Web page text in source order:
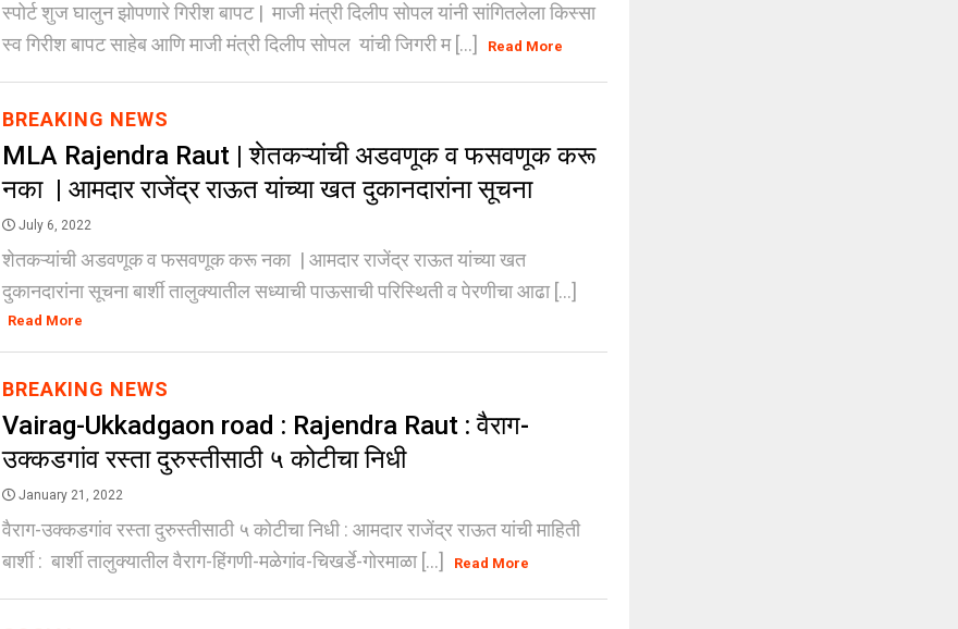
स्पोर्ट शुज घालुन झोपणारे गिरीश बापट | माजी मंत्री दिलीप सोपल यांनी सांगितलेला किस्सा
स्व गिरीश बापट साहेब आणि माजी मंत्री दिलीप सोपल यांची जिगरी म [...]
Read More
BREAKING NEWS
MLA Rajendra Raut | शेतकऱ्यांची अडवणूक व फसवणूक करू
नका | आमदार राजेंद्र राऊत यांच्या खत दुकानदारांना सूचना
July 6, 2022
शेतकऱ्यांची अडवणूक व फसवणूक करू नका | आमदार राजेंद्र राऊत यांच्या खत
दुकानदारांना सूचना बार्शी तालुक्यातील सध्याची पाऊसाची परिस्थिती व पेरणीचा आढा [...]
Read More
BREAKING NEWS
Vairag-Ukkadgaon road : Rajendra Raut : वैराग-
उक्कडगांव रस्ता दुरुस्तीसाठी ५ कोटीचा निधी
January 21, 2022
वैराग-उक्कडगांव रस्ता दुरुस्तीसाठी ५ कोटीचा निधी : आमदार राजेंद्र राऊत यांची माहिती
बार्शी : बार्शी तालुक्यातील वैराग-हिंगणी-मळेगांव-चिखर्डे-गोरमाळा [...]
Read More